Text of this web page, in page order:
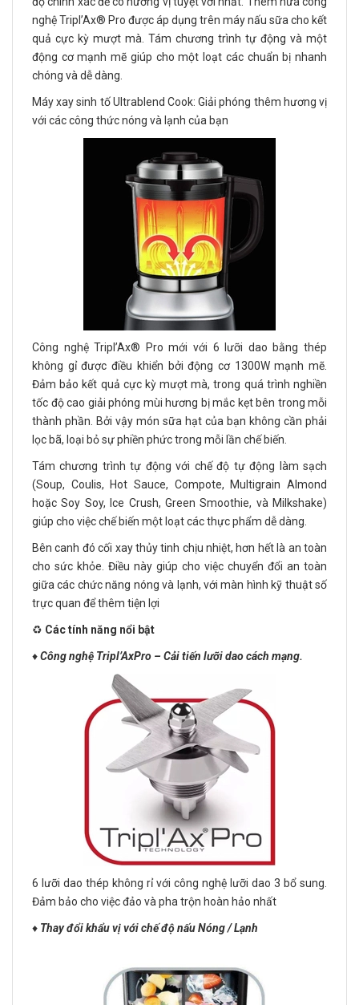
nghệ Tripl’Ax® Pro được áp dụng trên máy nấu sữa cho kết
quả cực kỳ mượt mà. Tám chương trình tự động và một
động cơ mạnh mẽ giúp cho một loạt các chuẩn bị nhanh
chóng và dễ dàng.
Máy xay sinh tố Ultrablend Cook: Giải phóng thêm hương vị
với các công thức nóng và lạnh của bạn
Công nghệ Tripl’Ax® Pro mới với 6 lưỡi dao bằng thép
không gỉ được điều khiển bởi động cơ 1300W mạnh mẽ.
Đảm bảo kết quả cực kỳ mượt mà, trong quá trình nghiền
tốc độ cao giải phóng mùi hương bị mắc kẹt bên trong mỗi
thành phần. Bởi vậy món sữa hạt của bạn không cần phải
lọc bã, loại bỏ sự phiền phức trong mỗi lần chế biến.
Tám chương trình tự động với chế độ tự động làm sạch
(Soup, Coulis, Hot Sauce, Compote, Multigrain Almond
hoặc Soy Soy, Ice Crush, Green Smoothie, và Milkshake)
giúp cho việc chế biến một loạt các thực phẩm dễ dàng.
Bên canh đó cối xay thủy tinh chịu nhiệt, hơn hết là an toàn
cho sức khỏe. Điều này giúp cho việc chuyển đổi an toàn
giữa các chức năng nóng và lạnh, với màn hình kỹ thuật số
trực quan để thêm tiện lợi
♻️ Các tính năng nổi bật
♦️Công nghệ Tripl’AxPro – Cải tiến lưỡi dao cách mạng.
6 lưỡi dao thép không rỉ với công nghệ lưỡi dao 3 bổ sung.
Đảm bảo cho việc đảo và pha trộn hoàn hảo nhất
♦️ Thay đổi khẩu vị với chế độ nấu Nóng / Lạnh